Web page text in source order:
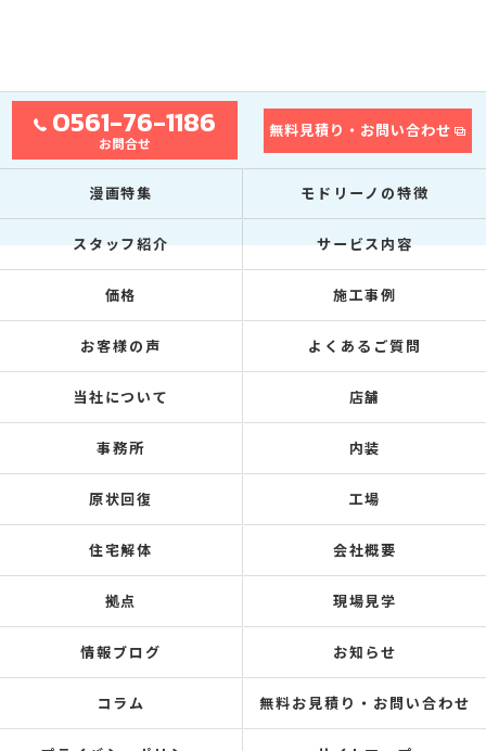
0561-76-1186
お問合せ
無料見積り・お問い合わせ
漫画特集 モドリーノの特徴
スタッフ紹介 サービス内容
価格 施工事例
お客様の声 よくあるご質問
当社について 店舗
事務所 内装
原状回復 工場
住宅解体 会社概要
拠点 現場見学
情報ブログ お知らせ
コラム 無料お見積り・お問い合わせ